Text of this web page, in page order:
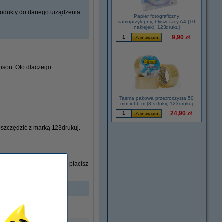
do danego urządzenia
Oto dlaczego:
z marką 123drukuj.
Dzięki temu nie tylko płacisz
Papier fotograficzny
samoprzylepny, błyszczący A4 (10
naklejek), 123drukuj
9,90 zł
Taśma pakowa przeźroczysta 50
mm x 66 m (3 sztuki), 123drukuj
24,90 zł